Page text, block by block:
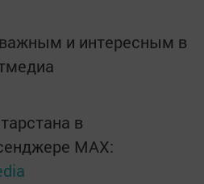
и интересным в
в
MАХ: